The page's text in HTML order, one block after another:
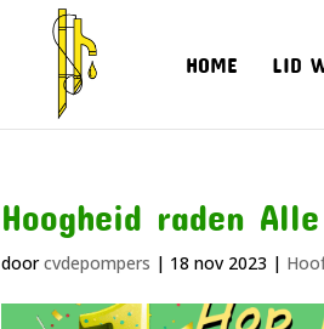
HOME LID
Hoogheid raden
doorcvdepompers | 18 nov 2023 |